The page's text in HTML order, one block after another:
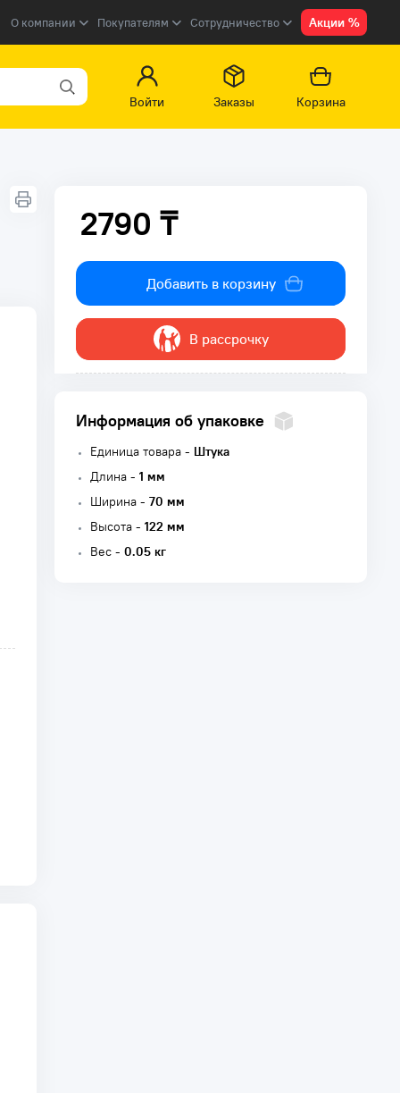
О компании Покупателям Сотрудничество Акции %
Войти
Заказы Корзина
2790 ₸
2790 ₸
Добавить в корзину
В рассрочку
Информация об упаковке
Единица товара - Штука
Длина - 1 мм
Ширина - 70 мм
Высота - 122 мм
Вес - 0.05 кг